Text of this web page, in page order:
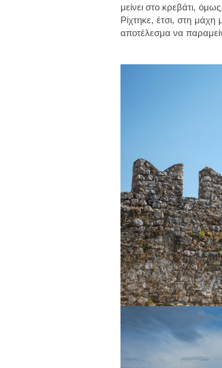
μείνει στο κρεβάτι,
Ρίχτηκε, έτσι, στη
αποτέλεσμα να